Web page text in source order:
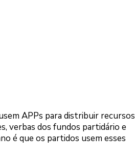
APPs para distribuir recursos
verbas dos fundos partidário e
é que os partidos usem esses